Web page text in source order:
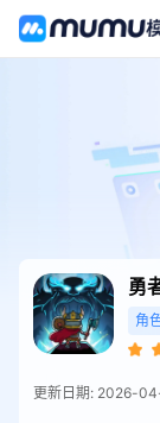
勇
角
更新日期: 2026-